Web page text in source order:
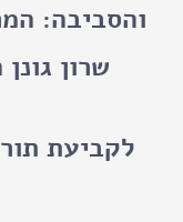
והסביבה:
שרון
לקביעת